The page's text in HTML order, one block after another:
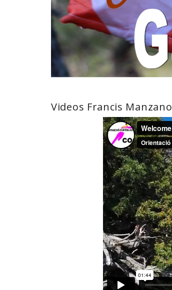
Videos Francis Manzano